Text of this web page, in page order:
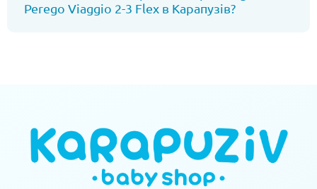
Perego Viaggio 2-3 Flex в Карапузів?